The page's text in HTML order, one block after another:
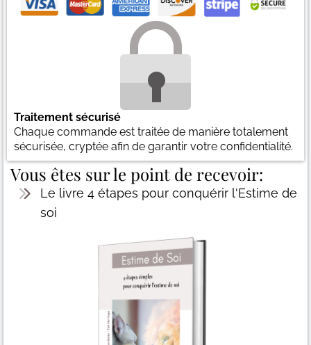
Traitement sécurisé
Chaque commande est traitée de manière totalement
sécurisée, cryptée afin de garantir votre confidentialité.
Vous êtes sur le point de recevoir:
Le livre 4 étapes pour conquérir l'Estime de
soi